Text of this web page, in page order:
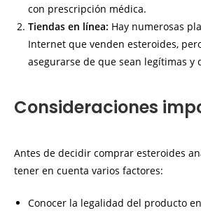
con prescripción médica.
Tiendas en línea: Hay numerosas
Internet que venden esteroides,
asegurarse de que sean legítimas y
Consideraciones
Antes de decidir comprar esteroides
tener en cuenta varios factores:
Conocer la legalidad del producto